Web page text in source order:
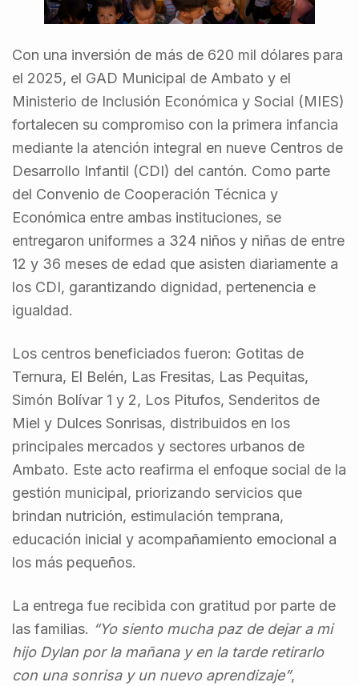
Con una inversión de más de 620 mil dólares para
el 2025, el GAD Municipal de Ambato y el
Ministerio de Inclusión Económica y Social (MIES)
fortalecen su compromiso con la primera infancia
mediante la atención integral en nueve Centros de
Desarrollo Infantil (CDI) del cantón. Como parte
del Convenio de Cooperación Técnica y
Económica entre ambas instituciones, se
entregaron uniformes a 324 niños y niñas de entre
12 y 36 meses de edad que asisten diariamente a
los CDI, garantizando dignidad, pertenencia e
igualdad.
Los centros beneficiados fueron: Gotitas de
Ternura, El Belén, Las Fresitas, Las Pequitas,
Simón Bolívar 1 y 2, Los Pitufos, Senderitos de
Miel y Dulces Sonrisas, distribuidos en los
principales mercados y sectores urbanos de
Ambato. Este acto reafirma el enfoque social de la
gestión municipal, priorizando servicios que
brindan nutrición, estimulación temprana,
educación inicial y acompañamiento emocional a
los más pequeños.
La entrega fue recibida con gratitud por parte de
las familias. “Yo siento mucha paz de dejar a mi
hijo Dylan por la mañana y en la tarde retirarlo
con una sonrisa y un nuevo aprendizaje”,